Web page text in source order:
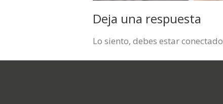
Deja una respuesta
Lo siento, debes estarconectado